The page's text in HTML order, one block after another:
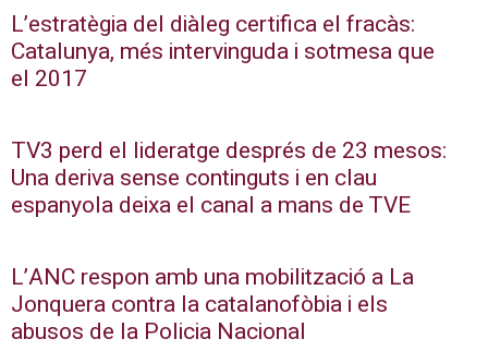
L’estratègia del diàleg certifica el fracàs:
Catalunya, més intervinguda i sotmesa que
el 2017
TV3 perd el lideratge després de 23 mesos:
Una deriva sense continguts i en clau
espanyola deixa el canal a mans de TVE
L’ANC respon amb una mobilització a La
Jonquera contra la catalanofòbia i els
abusos de la Policia Nacional